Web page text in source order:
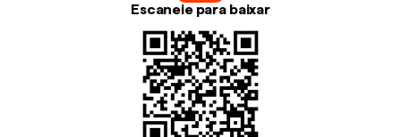
Escaneie para baixar